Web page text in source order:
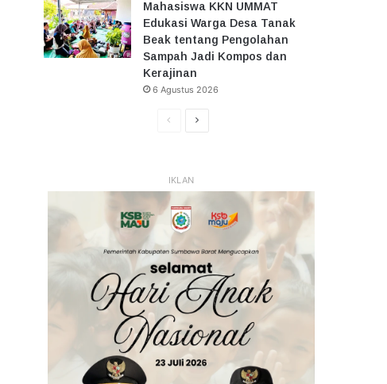
Mahasiswa KKN UMMAT
Edukasi Warga Desa Tanak
Beak tentang Pengolahan
Sampah Jadi Kompos dan
Kerajinan
6 Agustus 2026
HalamanHalaman
IKLAN